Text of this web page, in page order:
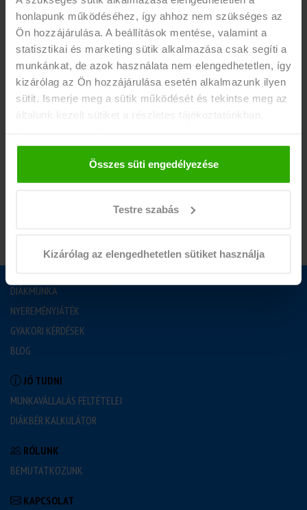
honlapunk működéséhez, így ahhoz nem szükséges az
Ön hozzájárulása. A beállítások mentése, valamint a
statisztikai és marketing sütik alkalmazása csak segíti a
munkánkat, de azok használata nem elengedhetetlen, így
kizárólag az Ön hozzájárulása esetén alkalmazunk ilyen
sütit. Ismerje meg a sütik működését és tekintse meg az
általunk kezelt sütiket a részletes tájékoztatónkban.
hozzájárulását a weboldalunk láblécében található "Süti
tájékoztató" feliratra kattintva.
Összes süti engedélyezése
Testre szabás
Kizárólag az elengedhetetlen sütiket használja
-aktív vagy 25 év alatt passzív hallgatói jogviszony
(érvényes diákigazolvány)
-heti 20-25 óra vállalása
EGYÉB INFÓ
Érdekel a munka? Hívd a+36 1 33 800telefonszámot
DIÁKMUNKA
NYEREMÉNYJÁTÉK
GYAKORI KÉRDÉSEK
BLOG
JÓ TUDNI
MUNKAVÁLLALÁS FELTÉTELEI
DIÁKBÉR KALKULÁTOR
RÓLUNK
BEMUTATKOZUNK
KAPCSOLAT